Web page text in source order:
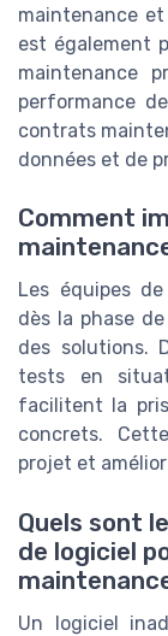
maintenance
est également
maintenance
performance
contrats
données et de
Comment
Les équipes
dès la phase
des solutions.
tests en
facilitent la
concrets.
projet et
Quels sont
de logiciel
Un logiciel